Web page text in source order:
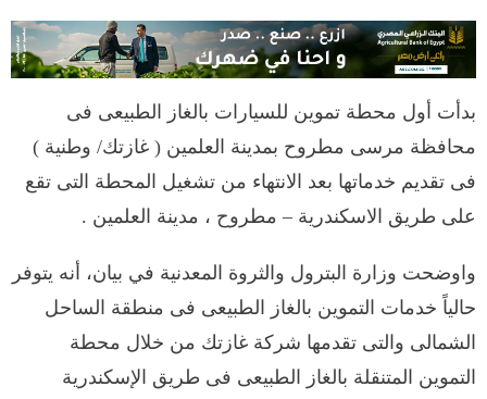
بدأت أول محطة تموين للسيارات بالغاز الطبيعى فى
محافظة مرسى مطروح بمدينة العلمين ( غازتك/ وطنية )
فى تقديم خدماتها بعد الانتهاء من تشغيل المحطة التى تقع
على طريق الاسكندرية – مطروح ، مدينة العلمين .
واوضحت وزارة البترول والثروة المعدنية في بيان، أنه يتوفر
حالياً خدمات التموين بالغاز الطبيعى فى منطقة الساحل
الشمالى والتى تقدمها شركة غازتك من خلال محطة
التموين المتنقلة بالغاز الطبيعى فى طريق الإسكندرية